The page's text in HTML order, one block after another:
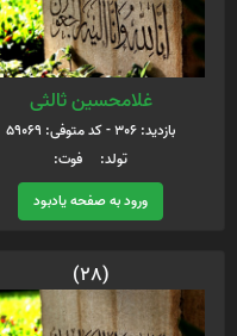
غلامحسین ثالثی
بازدید: 306 - کد متوفی: 59069
تولد: فوت:
ورود به صفحه یادبود
(28)